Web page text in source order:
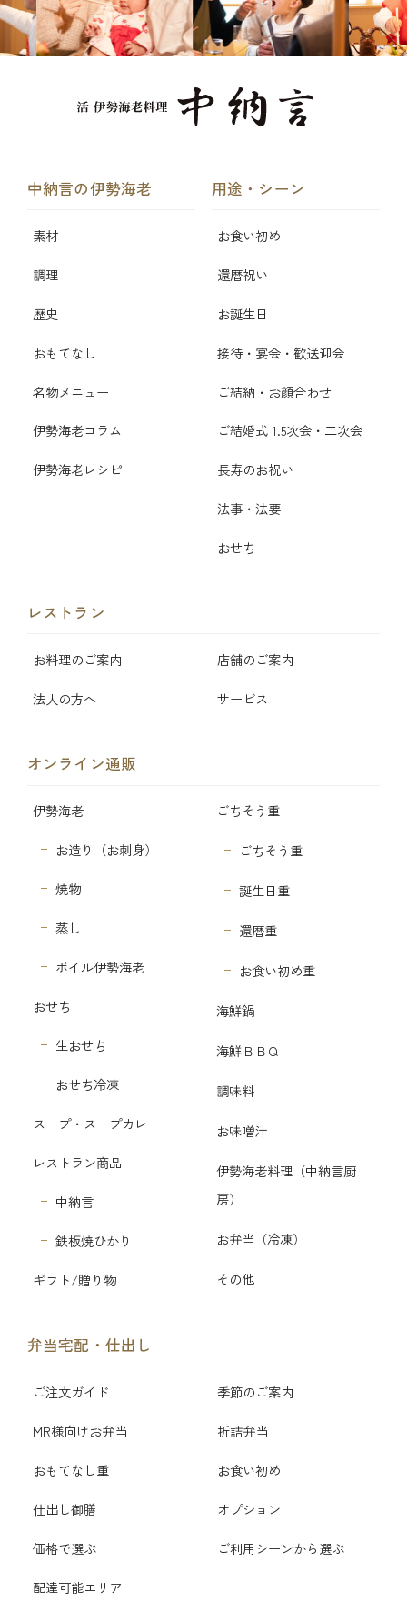
中納言の伊勢海老
素材
調理
歴史
おもてなし
名物メニュー
伊勢海老コラム
伊勢海老レシピ
用途・シーン
お食い初め
還暦祝い
お誕生日
接待・宴会・歓送迎会
ご結納・お顔合わせ
ご結婚式 1.5次会・二次会
長寿のお祝い
法事・法要
おせち
レストラン
お料理のご案内 店舗のご案内
法人の方へ サービス
オンライン通販
伊勢海老
お造り（お刺身）
焼物
蒸し
ボイル伊勢海老
おせち
生おせち
おせち冷凍
スープ・スープカレー
レストラン商品
中納言
鉄板焼ひかり
ギフト/贈り物
ごちそう重
ごちそう重
誕生日重
還暦重
お食い初め重
海鮮鍋
海鮮ＢＢＱ
調味料
お味噌汁
伊勢海老料理（中納言厨
房）
お弁当（冷凍）
その他
弁当宅配・仕出し
ご注文ガイド 季節のご案内
MR様向けお弁当 折詰弁当
おもてなし重 お食い初め
仕出し御膳 オプション
価格で選ぶ ご利用シーンから選ぶ
配達可能エリア